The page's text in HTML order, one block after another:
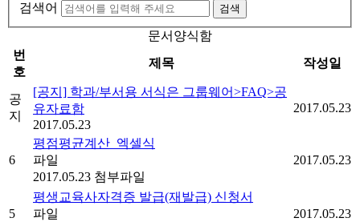
검색어 검색
문서양식함
번
호
제목 작성일
공
지
[공지] 학과/부서용 서식은 그룹웨어>FAQ>공
유자료함
2017.05.23
2017.05.23
6
평점평균계산_엑셀식
파일
2017.05.23 첨부파일
2017.05.23
5
평생교육사자격증 발급(재발급) 신청서
파일
2017.05.23